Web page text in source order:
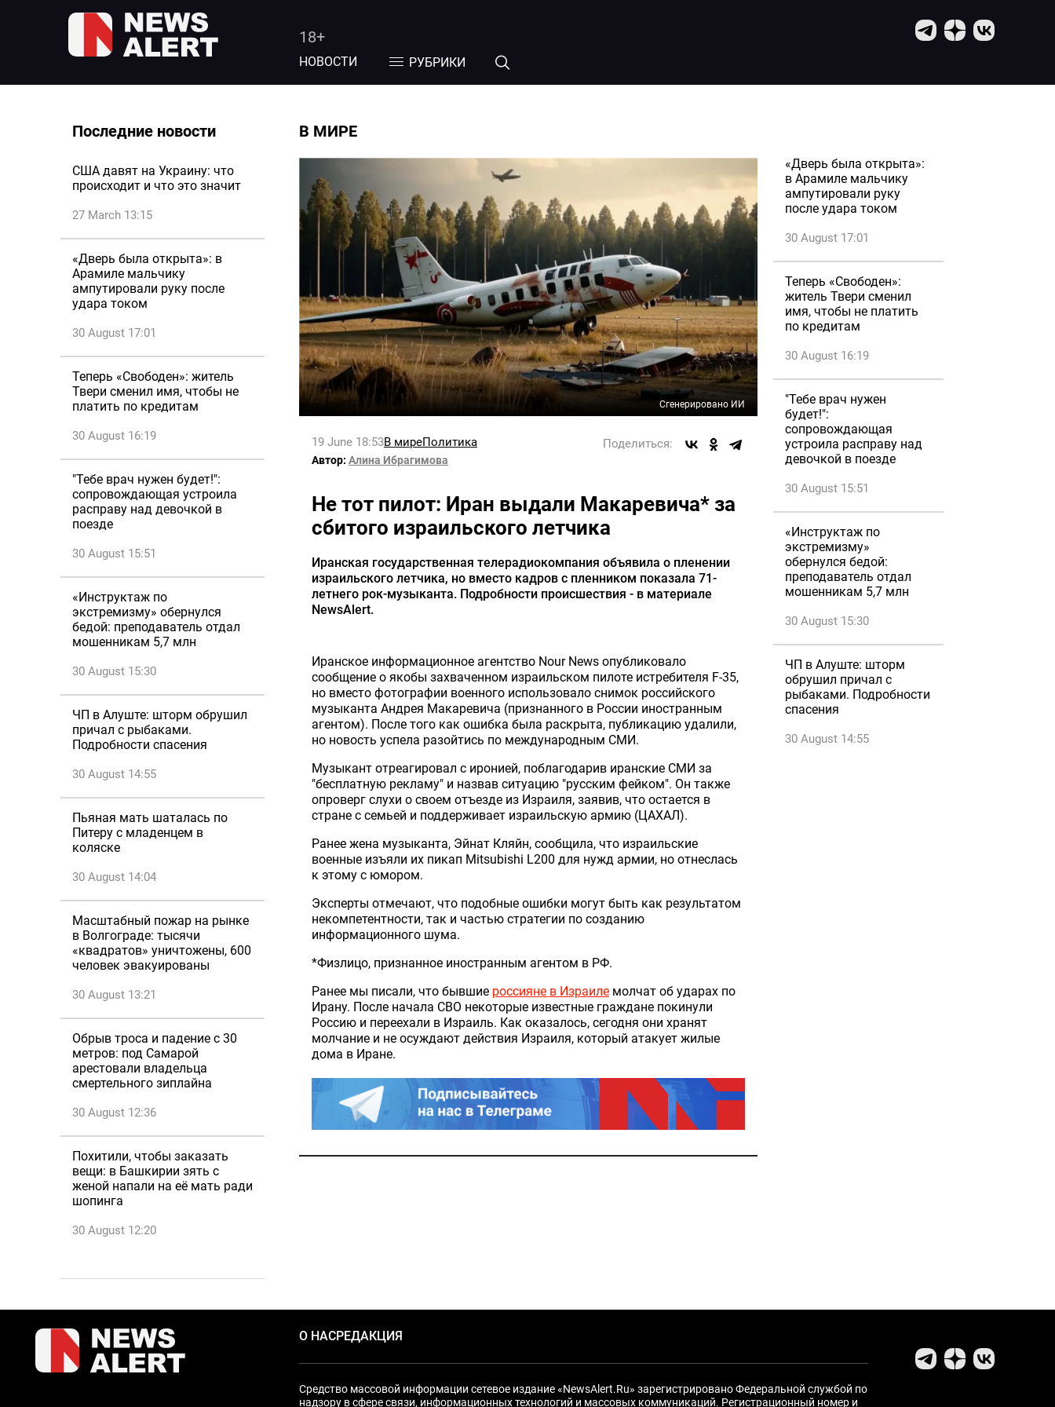
18+
НОВОСТИ РУБРИКИ
Последние новости
США давят на Украину: что
происходит и что это значит
27 March 13:15
«Дверь была открыта»: в
Арамиле мальчику
ампутировали руку после
удара током
30 August 17:01
Теперь «Свободен»: житель
Твери сменил имя, чтобы не
платить по кредитам
30 August 16:19
"Тебе врач нужен будет!":
сопровождающая устроила
расправу над девочкой в
поезде
30 August 15:51
«Инструктаж по
экстремизму» обернулся
бедой: преподаватель отдал
мошенникам 5,7 млн
30 August 15:30
ЧП в Алуште: шторм обрушил
причал с рыбаками.
Подробности спасения
30 August 14:55
Пьяная мать шаталась по
Питеру с младенцем в
коляске
30 August 14:04
Масштабный пожар на рынке
в Волгограде: тысячи
«квадратов» уничтожены, 600
человек эвакуированы
30 August 13:21
Обрыв троса и падение с 30
метров: под Самарой
арестовали владельца
смертельного зиплайна
30 August 12:36
Похитили, чтобы заказать
вещи: в Башкирии зять с
женой напали на её мать ради
шопинга
30 August 12:20
В МИРЕ
Сгенерировано ИИ
19 June 18:53В миреПолитика Поделиться:
Автор: Алина Ибрагимова
Не тот пилот: Иран выдали Макаревича* за
сбитого израильского летчика
Иранская государственная телерадиокомпания объявила о пленении
израильского летчика, но вместо кадров с пленником показала 71-
летнего рок-музыканта. Подробности происшествия - в материале
NewsAlert.
Иранское информационное агентство Nour News опубликовало
сообщение о якобы захваченном израильском пилоте истребителя F-35,
но вместо фотографии военного использовало снимок российского
музыканта Андрея Макаревича (признанного в России иностранным
агентом). После того как ошибка была раскрыта, публикацию удалили,
но новость успела разойтись по международным СМИ.
Музыкант отреагировал с иронией, поблагодарив иранские СМИ за
"бесплатную рекламу" и назвав ситуацию "русским фейком". Он также
опроверг слухи о своем отъезде из Израиля, заявив, что остается в
стране с семьей и поддерживает израильскую армию (ЦАХАЛ).
Ранее жена музыканта, Эйнат Кляйн, сообщила, что израильские
военные изъяли их пикап Mitsubishi L200 для нужд армии, но отнеслась
к этому с юмором.
Эксперты отмечают, что подобные ошибки могут быть как результатом
некомпетентности, так и частью стратегии по созданию
информационного шума.
*Физлицо, признанное иностранным агентом в РФ.
Ранее мы писали, что бывшие россияне в Израиле молчат об ударах по
Ирану. После начала СВО некоторые известные граждане покинули
Россию и переехали в Израиль. Как оказалось, сегодня они хранят
молчание и не осуждают действия Израиля, который атакует жилые
дома в Иране.
«Дверь была открыта»:
в Арамиле мальчику
ампутировали руку
после удара током
30 August 17:01
Теперь «Свободен»:
житель Твери сменил
имя, чтобы не платить
по кредитам
30 August 16:19
"Тебе врач нужен
будет!":
сопровождающая
устроила расправу над
девочкой в поезде
30 August 15:51
«Инструктаж по
экстремизму»
обернулся бедой:
преподаватель отдал
мошенникам 5,7 млн
30 August 15:30
ЧП в Алуште: шторм
обрушил причал с
рыбаками. Подробности
спасения
30 August 14:55
О НАСРЕДАКЦИЯ
Средство массовой информации сетевое издание «NewsAlert.Ru» зарегистрировано Федеральной службой по
надзору в сфере связи, информационных технологий и массовых коммуникаций. Регистрационный номер и